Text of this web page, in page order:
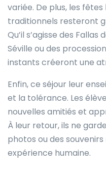
variée. De plus, les
traditionnels resteront
Qu’il s’agisse des
Séville ou des
instants créeront une
Enfin, ce séjour leur
et la tolérance. Les
nouvelles amitiés et
À leur retour, ils ne
photos ou des
expérience humaine.